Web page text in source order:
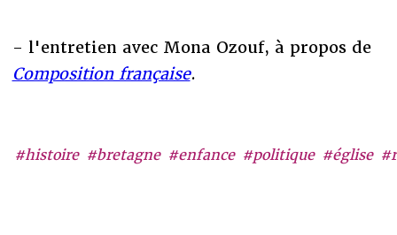
#histoire #bretagne #enfance #politique #église
- l'entretien avec Mona Ozouf, à propos de
Composition française.